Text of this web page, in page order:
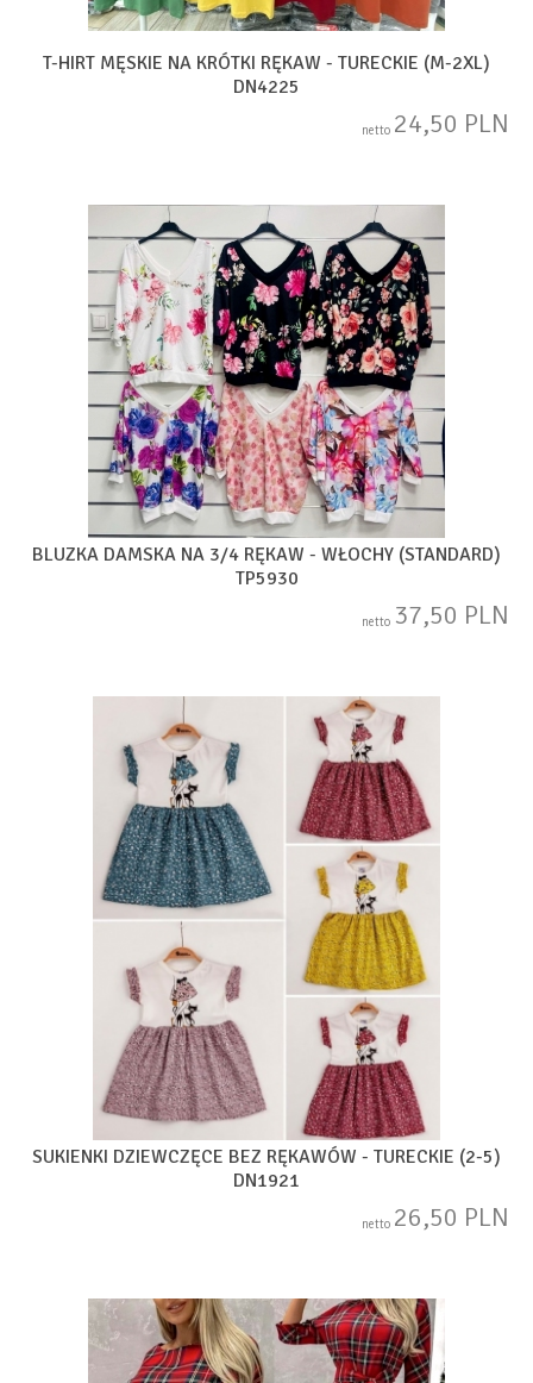
T-HIRT MĘSKIE NA KRÓTKI RĘKAW - TURECKIE (M-2XL)
DN4225
netto 24,50 PLN
BLUZKA DAMSKA NA 3/4 RĘKAW - WŁOCHY (STANDARD)
TP5930
netto 37,50 PLN
SUKIENKI DZIEWCZĘCE BEZ RĘKAWÓW - TURECKIE (2-5)
DN1921
netto 26,50 PLN